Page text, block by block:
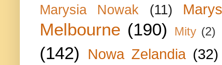
Marysia Nowak (11)
Melbourne (190) Mity (2)
(142) Nowa Zelandia (32)